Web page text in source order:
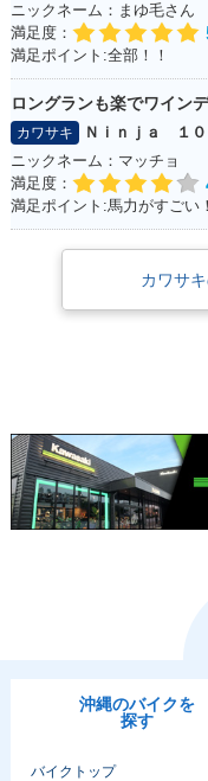
ニックネーム：まゆ毛さん
満足度：
満足ポイント:全部！！
ロングランも楽でワイン
カワサキ
Ｎｉｎｊａ １０
ニックネーム：マッチョ
満足度：
カワサ
沖縄のバイクを
探す
バイクトップ